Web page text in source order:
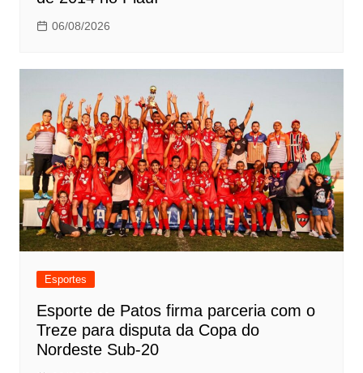
06/08/2026
Esportes
Esporte de Patos firma parceria com o
Treze para disputa da Copa do
Nordeste Sub-20